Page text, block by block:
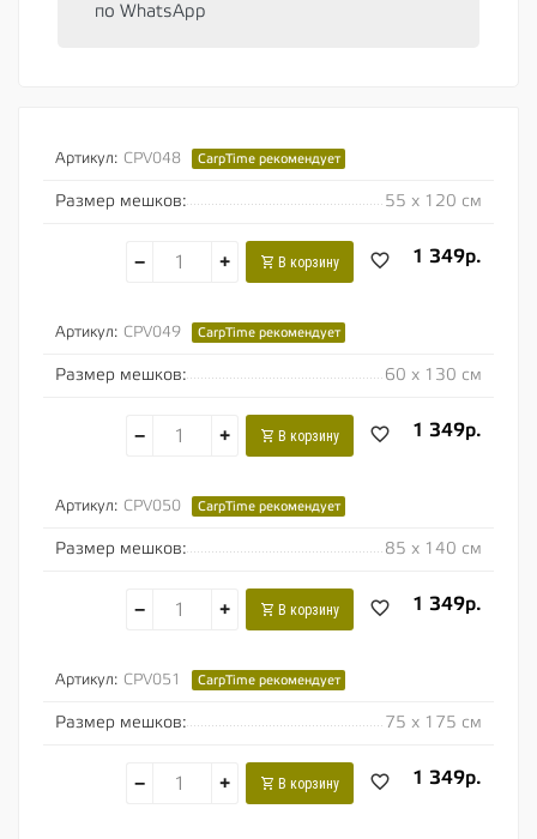
по WhatsApp
Артикул: CPV048 CarpTime рекомендует
Размер мешков: 55 х 120 см
1 349р.
− + В корзину
Артикул: CPV049 CarpTime рекомендует
Размер мешков: 60 х 130 см
1 349р.
− + В корзину
Артикул: CPV050 CarpTime рекомендует
Размер мешков: 85 х 140 см
1 349р.
− + В корзину
Артикул: CPV051 CarpTime рекомендует
Размер мешков: 75 х 175 см
1 349р.
− + В корзину